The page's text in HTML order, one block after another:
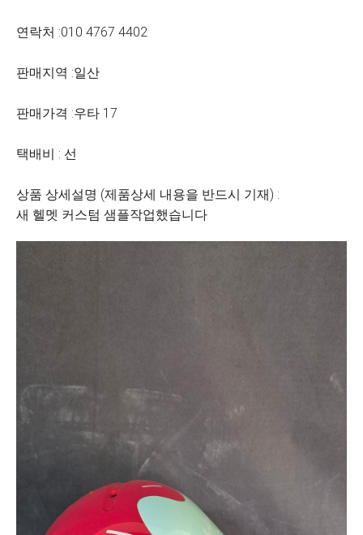
연락처 :010 4767 4402
판매지역 :일산
판매가격 :우타 17
택배비 : 선
상품 상세설명 (제품상세 내용을 반드시 기재) :
새 헬멧 커스텀 샘플작업했습니다